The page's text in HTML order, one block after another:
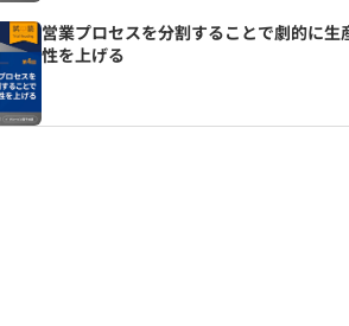
営業プロセスを分割することで劇的に生
性を上げる